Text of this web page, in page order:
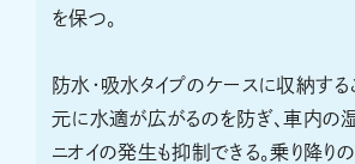
を保つ。
防水・吸水タイプのケースに収納する
元に水適が広がるのを防ぎ、車内の
ニオイの発生も抑制できる。乗り降り